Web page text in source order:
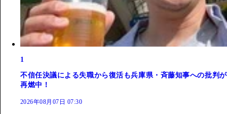
1
不信任決議による失職から復活も兵庫県・斉藤知事への批判が
再燃中！
2026年08月07日 07:30